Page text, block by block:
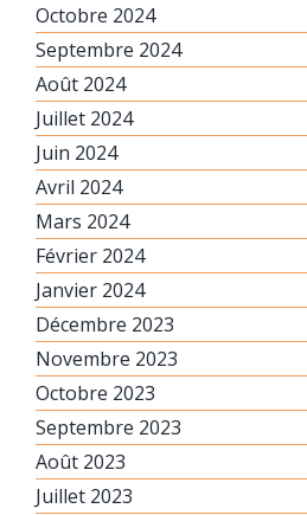
Octobre 2024
Septembre 2024
Août 2024
Juillet 2024
Juin 2024
Avril 2024
Mars 2024
Février 2024
Janvier 2024
Décembre 2023
Novembre 2023
Octobre 2023
Septembre 2023
Août 2023
Juillet 2023